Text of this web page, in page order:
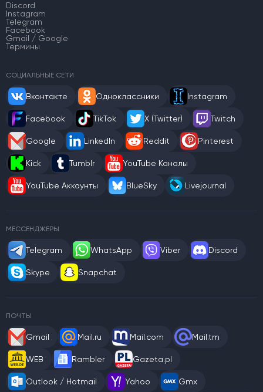
Discord
Instagram
Telegram
Facebook
Gmail / Google
Термины
СОЦИАЛЬНЫЕ СЕТИ
Вконтакте Одноклассники Instagram
Facebook TikTok X (Twitter) Twitch
Google LinkedIn Reddit Pinterest
Kick Tumblr YouTube Каналы
YouTube Аккаунты BlueSky Livejournal
МЕССЕНДЖЕРЫ
Telegram WhatsApp Viber Discord
Skype Snapchat
ПОЧТЫ
Gmail Mail.ru Mail.com Mail.tm
WEB Rambler Gazeta.pl
Outlook / Hotmail Yahoo Gmx